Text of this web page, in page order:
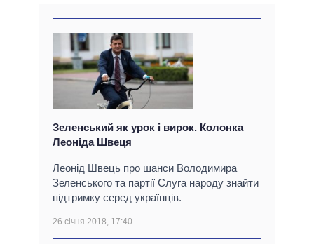
Зеленський як урок і вирок. Колонка
Леоніда Швеця
Леонід Швець про шанси Володимира
Зеленського та партії Слуга народу знайти
підтримку серед українців.
26 січня 2018, 17:40